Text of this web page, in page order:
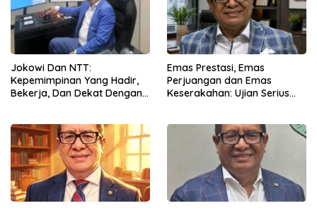
Jokowi Dan NTT:
Kepemimpinan Yang Hadir,
Bekerja, Dan Dekat Dengan
Emas Prestasi, Emas
Perjuangan dan Emas
Keserakahan: Ujian Serius